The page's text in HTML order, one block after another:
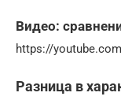
Видео:
https://
Разница в